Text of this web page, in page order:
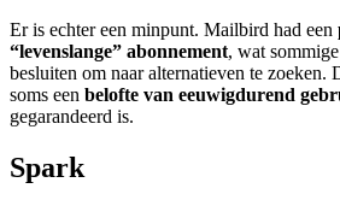
Er is echter een minpunt. Mailbird had een
“levenslange” abonnement, wat
besluiten om naar alternatieven te zoeken.
soms een belofte van eeuwigdurend
gegarandeerd is.
Spark